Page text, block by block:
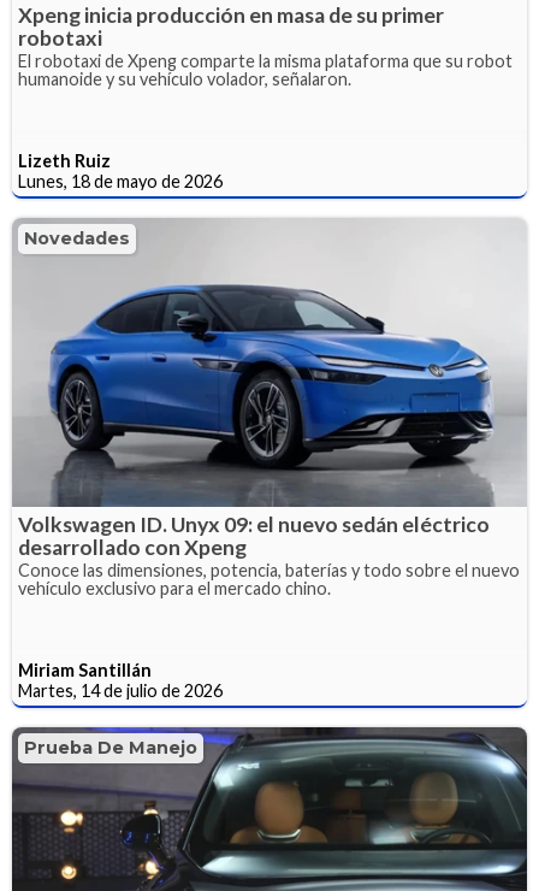
Xpeng inicia producción en masa de su primer
robotaxi
El robotaxi de Xpeng comparte la misma plataforma que su robot
humanoide y su vehículo volador, señalaron.
Lizeth Ruiz
Lunes, 18 de mayo de 2026
Novedades
Volkswagen ID. Unyx 09: el nuevo sedán eléctrico
desarrollado con Xpeng
Conoce las dimensiones, potencia, baterías y todo sobre el nuevo
vehículo exclusivo para el mercado chino.
Miriam Santillán
Martes, 14 de julio de 2026
Prueba De Manejo